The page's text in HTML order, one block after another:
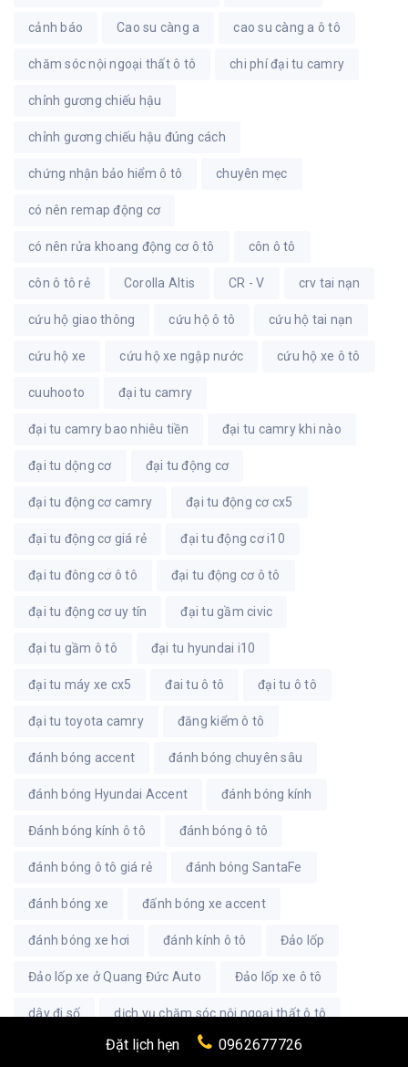
cảnh báo Cao su càng a cao su càng a ô tô
chăm sóc nội ngoại thất ô tô chi phí đại tu camry
chỉnh gương chiếu hậu
chỉnh gương chiếu hậu đúng cách
chứng nhận bảo hiểm ô tô chuyên mẹc
có nên remap động cơ
có nên rửa khoang động cơ ô tô côn ô tô
côn ô tô rẻ Corolla Altis CR - V crv tai nạn
cứu hộ giao thông cứu hộ ô tô cứu hộ tai nạn
cứu hộ xe cứu hộ xe ngập nước cứu hộ xe ô tô
cuuhooto đại tu camry
đại tu camry bao nhiêu tiền đại tu camry khi nào
đại tu dộng cơ đại tu động cơ
đại tu động cơ camry đại tu động cơ cx5
đại tu động cơ giá rẻ đại tu động cơ i10
đại tu đông cơ ô tô đại tu động cơ ô tô
đại tu động cơ uy tín đại tu gầm civic
đại tu gầm ô tô đại tu hyundai i10
đại tu máy xe cx5 đai tu ô tô đại tu ô tô
đại tu toyota camry đăng kiểm ô tô
đánh bóng accent đánh bóng chuyên sâu
đánh bóng Hyundai Accent đánh bóng kính
Đánh bóng kính ô tô đánh bóng ô tô
đánh bóng ô tô giá rẻ đánh bóng SantaFe
đánh bóng xe đấnh bóng xe accent
đánh bóng xe hơi đánh kính ô tô Đảo lốp
Đảo lốp xe ở Quang Đức Auto Đảo lốp xe ô tô
dây đi số dịch vụ chăm sóc nội ngoại thất ô tô
dịch vụ chăm sóc ô tô
Đặt lịch hẹn 0962677726